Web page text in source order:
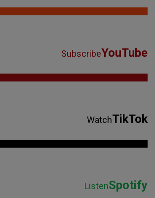
SubscribeYouTube
WatchTikTok
ListenSpotify